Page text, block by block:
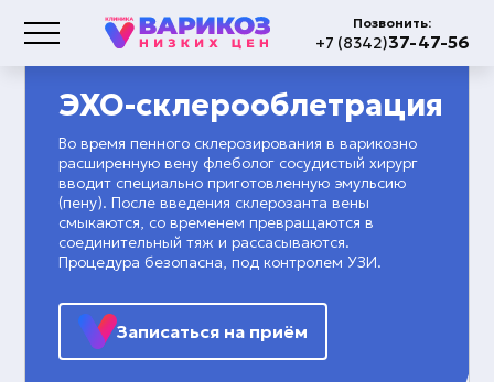
Позвонить:
+7 (8342)37-47-56
ЭХО-склерооблетрация
Во время пенного склерозирования в варикозно
расширенную вену флеболог сосудистый хирург
вводит специально приготовленную эмульсию
(пену). После введения склерозанта вены
смыкаются, со временем превращаются в
соединительный тяж и рассасываются.
Процедура безопасна, под контролем УЗИ.
Записаться на приём